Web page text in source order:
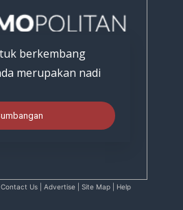
berkembang
merupakan nadi
Contact Us | Advertise | Site Map | Help